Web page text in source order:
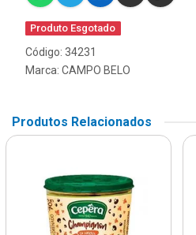
Produto Esgotado
Código: 34231
Marca: CAMPO BELO
Produtos Relacionados